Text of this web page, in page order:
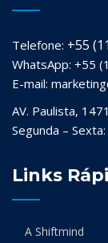
Telefone: +55
WhatsApp: +55
E-mail:
AV. Paulista,
Segunda –
Links
A Shiftmind